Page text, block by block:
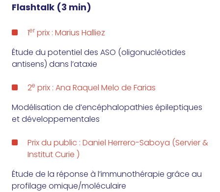
Flashtalk (3 min)
1erprix : Marius Halliez
Étude du potentiel des ASO (oligonucléotides
antisens) dans l’ataxie
2e prix : Ana Raquel Melo de Farias
Modélisation de d’encéphalopathies épileptiques
et développementales
Prix du public : Daniel Herrero-Saboya (Servier &
Institut Curie )
Étude de la réponse à l’immunothérapie grâce au
profilage omique/moléculaire